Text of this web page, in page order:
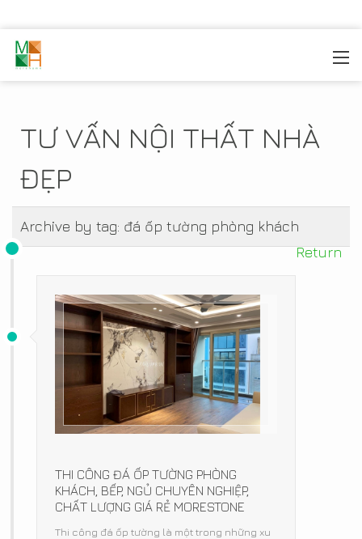
TƯ VẤN NỘI THẤT NHÀ
ĐẸP
Archive by tag: đá ốp tường phòng khách
Return
THI CÔNG ĐÁ ỐP TƯỜNG PHÒNG
KHÁCH, BẾP, NGỦ CHUYÊN NGHIỆP,
CHẤT LƯỢNG GIÁ RẺ MORESTONE
Thi công đá ốp tường là một trong những xu